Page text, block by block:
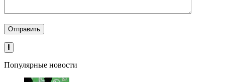
Популярные новости